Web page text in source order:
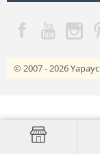
© 2007 - 2026